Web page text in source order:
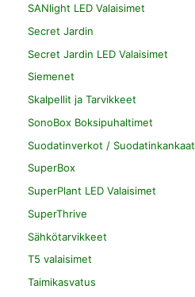
SANlight LED Valaisimet
Secret Jardin
Secret Jardin LED Valaisimet
Siemenet
Skalpellit ja Tarvikkeet
SonoBox Boksipuhaltimet
Suodatinverkot / Suodatinkankaat
SuperBox
SuperPlant LED Valaisimet
SuperThrive
Sähkötarvikkeet
T5 valaisimet
Taimikasvatus